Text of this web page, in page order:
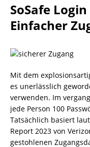
SoSafe
Einfacher
Mit dem
es unerlässlich
verwenden. Im
jede Person 100
Tatsächlich basiert
Report 2023 von
gestohlenen